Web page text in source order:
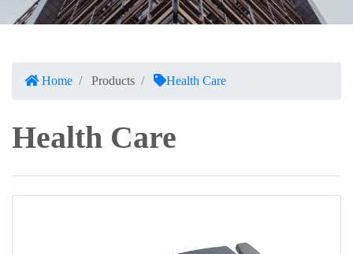
Home Products Health Care
Health Care